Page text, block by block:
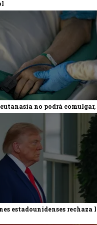
no podrá
estadounidenses rechaza